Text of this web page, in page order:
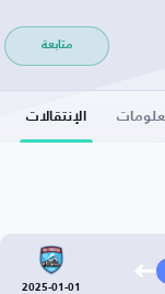
متابعة
الإنتقالات
2025-01-01